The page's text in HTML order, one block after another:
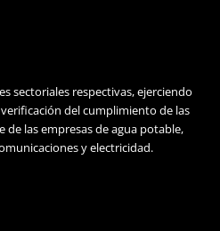
sectoriales respectivas, ejerciendo
del cumplimiento de las
de las empresas de agua potable,
y electricidad.